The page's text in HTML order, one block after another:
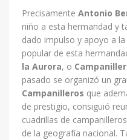
Precisamente Antonio
niño a esta hermandad y
dado impulso y apoyo a
popular de esta
la Aurora, o
pasado se organizó un
Campanilleros que
de prestigio, consiguió
cuadrillas de
de la geografía nacional.